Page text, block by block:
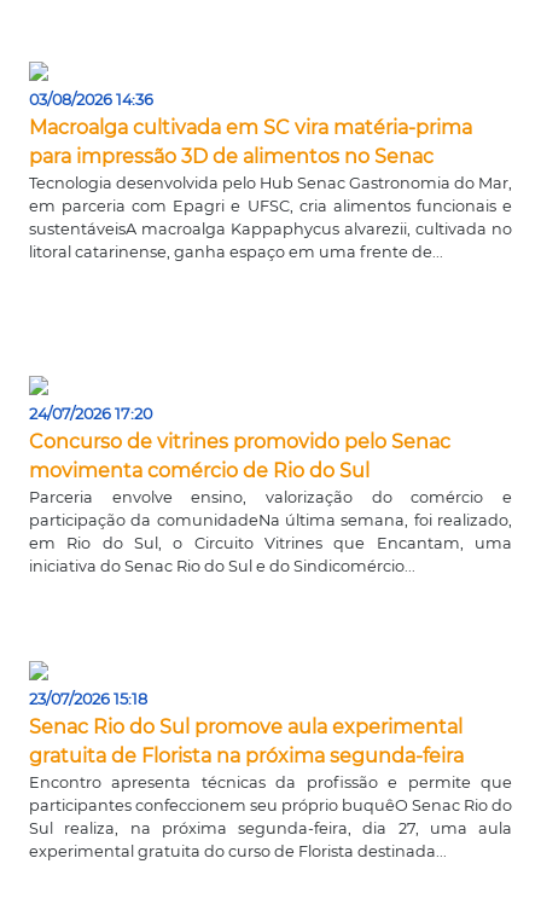
03/08/2026 14:36
Macroalga cultivada em SC vira matéria-prima
para impressão 3D de alimentos no Senac
Tecnologia desenvolvida pelo Hub Senac Gastronomia do Mar,
em parceria com Epagri e UFSC, cria alimentos funcionais e
sustentáveisA macroalga Kappaphycus alvarezii, cultivada no
litoral catarinense, ganha espaço em uma frente de...
24/07/2026 17:20
Concurso de vitrines promovido pelo Senac
movimenta comércio de Rio do Sul
Parceria envolve ensino, valorização do comércio e
participação da comunidadeNa última semana, foi realizado,
em Rio do Sul, o Circuito Vitrines que Encantam, uma
iniciativa do Senac Rio do Sul e do Sindicomércio...
23/07/2026 15:18
Senac Rio do Sul promove aula experimental
gratuita de Florista na próxima segunda-feira
Encontro apresenta técnicas da profissão e permite que
participantes confeccionem seu próprio buquêO Senac Rio do
Sul realiza, na próxima segunda-feira, dia 27, uma aula
experimental gratuita do curso de Florista destinada...